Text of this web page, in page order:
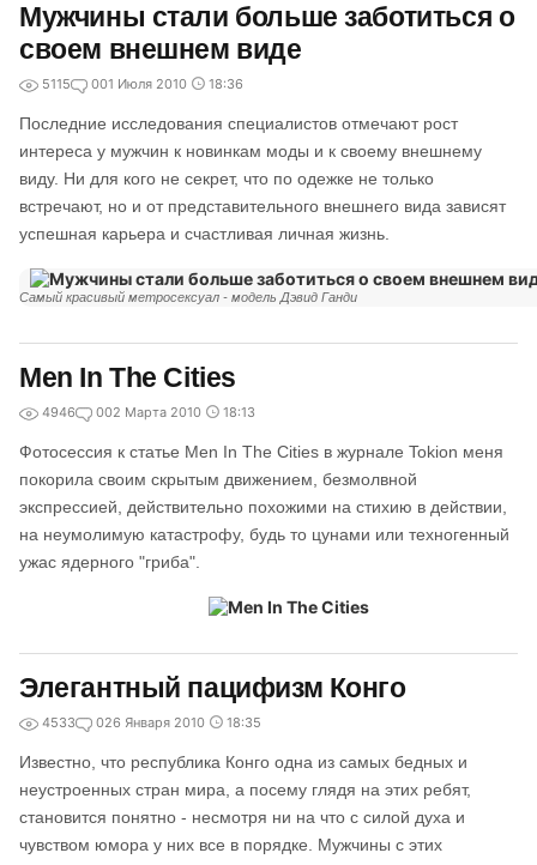
Мужчины стали больше заботиться о
своем внешнем виде
5115 001 Июля 2010 18:36
Последние исследования специалистов отмечают рост
интереса у мужчин к новинкам моды и к своему внешнему
виду. Ни для кого не секрет, что по одежке не только
встречают, но и от представительного внешнего вида зависят
успешная карьера и счастливая личная жизнь.
Самый красивый метросексуал - модель Дэвид Ганди
Men In The Cities
4946 002 Марта 2010 18:13
Фотосессия к статье Men In The Cities в журнале Tokion меня
покорила своим скрытым движением, безмолвной
экспрессией, действительно похожими на стихию в действии,
на неумолимую катастрофу, будь то цунами или техногенный
ужас ядерного "гриба".
Элегантный пацифизм Конго
4533 026 Января 2010 18:35
Известно, что республика Конго одна из самых бедных и
неустроенных стран мира, а посему глядя на этих ребят,
становится понятно - несмотря ни на что с силой духа и
чувством юмора у них все в порядке. Мужчины с этих